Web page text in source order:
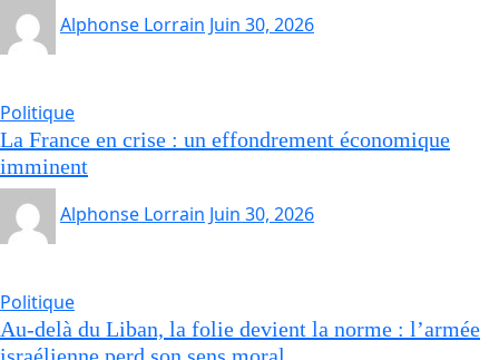
Alphonse Lorrain Juin 30, 2026
Politique
La France en crise : un effondrement économique
imminent
Alphonse Lorrain Juin 30, 2026
Politique
Au-delà du Liban, la folie devient la norme : l’armée